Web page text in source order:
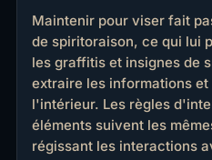
Maintenir pour viser fait
de spiritoraison, ce qui lui
les graffitis et insignes de
extraire les informations et
l'intérieur. Les règles
éléments suivent les
régissant les interactions